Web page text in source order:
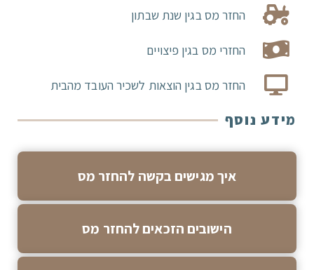
החזר מס בגין שנת שבתון
החזרי מס בגין פיצויים
החזר מס בגין הוצאות לשכיר העובד מהבית
מידע נוסף
איך מגישים בקשה להחזר מס
הישובים הזכאים להחזר מס